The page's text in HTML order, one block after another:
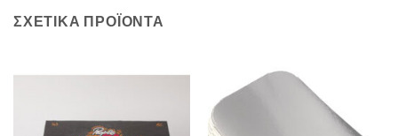
ΣΧΕΤΙΚΆ ΠΡΟΪΌΝΤΑ